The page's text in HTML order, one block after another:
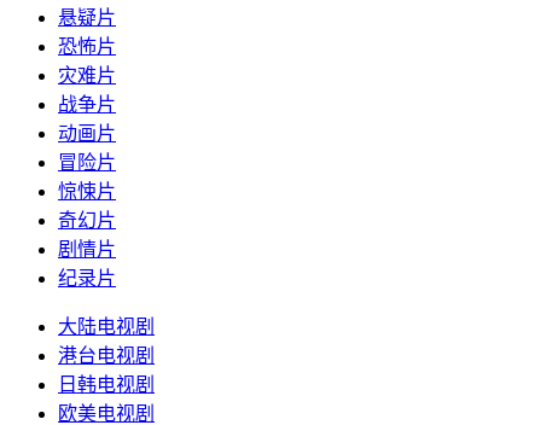
悬疑片
恐怖片
灾难片
战争片
动画片
冒险片
惊悚片
奇幻片
剧情片
纪录片
大陆电视剧
港台电视剧
日韩电视剧
欧美电视剧